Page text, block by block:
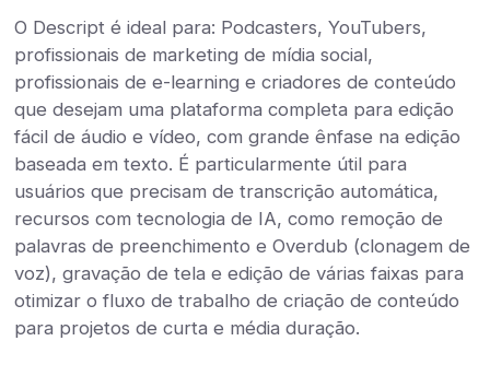
O Descript é ideal para: Podcasters, YouTubers,
profissionais de marketing de mídia social,
profissionais de e-learning e criadores de conteúdo
que desejam uma plataforma completa para edição
fácil de áudio e vídeo, com grande ênfase na edição
baseada em texto. É particularmente útil para
usuários que precisam de transcrição automática,
recursos com tecnologia de IA, como remoção de
palavras de preenchimento e Overdub (clonagem de
voz), gravação de tela e edição de várias faixas para
otimizar o fluxo de trabalho de criação de conteúdo
para projetos de curta e média duração.